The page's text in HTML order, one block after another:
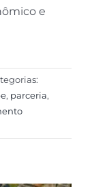
e
, parceria,